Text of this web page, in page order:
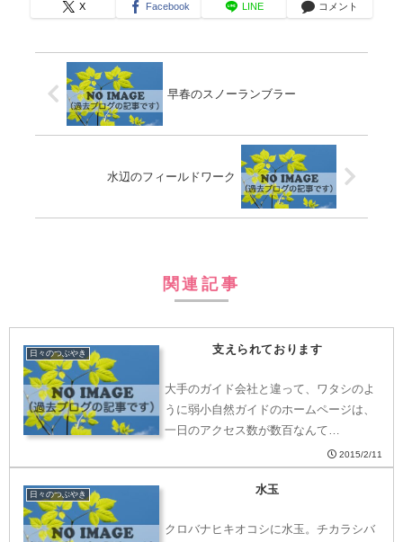
X Facebook LINE コメント
早春のスノーランブラー
水辺のフィールドワーク
関連記事
日々のつぶやき 支えられております
大手のガイド会社と違って、ワタシのよ
うに弱小自然ガイドのホームページは、
一日のアクセス数が数百なんて…
2015/2/11
日々のつぶやき 水玉
クロバナヒキオコシに水玉。チカラシバ